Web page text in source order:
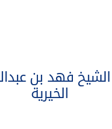
فهد بن
الخيرية